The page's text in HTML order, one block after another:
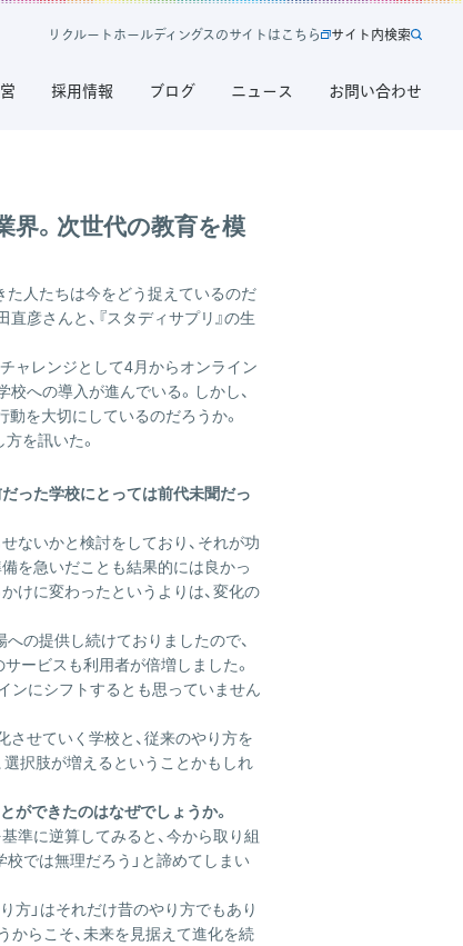
新
タ
リ
ク
ー
ト
ー
ル
デ
ィ
グ
ス
の
サ
イ
ト
は
こ
ち
リ クルー トホールディ ングスのサイ トはこち ら サ
ト
サイ ト内検索
採用情報 ブログ ニュース お問い合わせ
界。次世代の教育を模
た人たちは今をどう捉えているのだ
彦さんと、『スタディサプリ』の生
ャレンジとして4月からオンライン
への導入が進んでいる。しかし、
動を大切にしているのだろうか。
を訊いた。
った学校にとっては前代未聞だっ
ないかと検討をしており、それが功
を急いだことも結果的には良かっ
けに変わったというよりは、変化の
の提供し続けておりましたので、
ービスも利用者が倍増しました。
ンにシフトするとも思っていません
せていく学校と、従来のやり方を
選択肢が増えるということかもしれ
できたのはなぜでしょうか。
準に逆算してみると、今から取り組
では無理だろう」と諦めてしまい
方」はそれだけ昔のやり方でもあり
からこそ、未来を見据えて進化を続